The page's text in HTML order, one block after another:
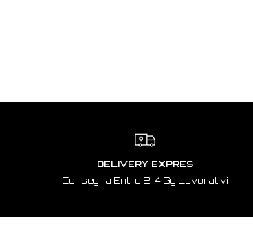
DELIVERY EXPRES
Consegna Entro 2-4 Gg Lavorativi